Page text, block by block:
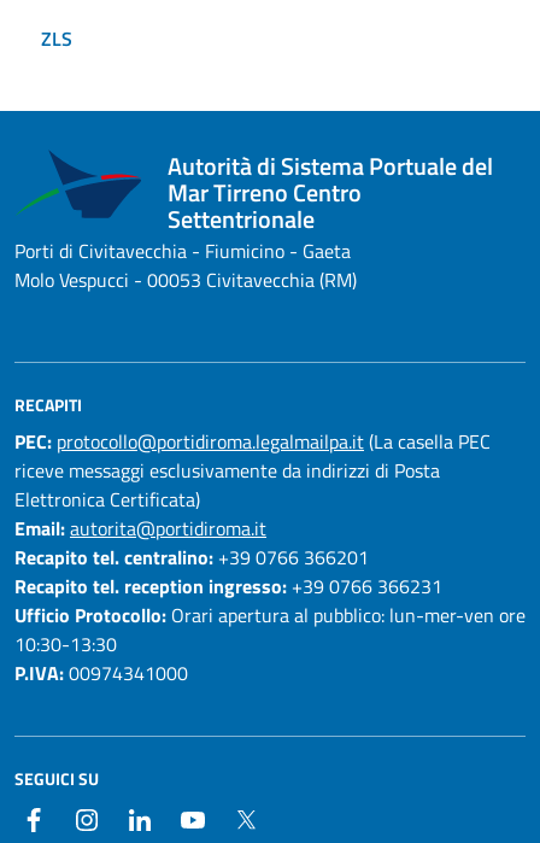
ZLS
Autorità di Sistema Portuale del
Mar Tirreno Centro
Settentrionale
Porti di Civitavecchia - Fiumicino - Gaeta
Molo Vespucci - 00053 Civitavecchia (RM)
RECAPITI
PEC: protocollo@portidiroma.legalmailpa.it(La casella PEC
riceve messaggi esclusivamente da indirizzi di Posta
Elettronica Certificata)
Email:autorita@portidiroma.it
Recapito tel. centralino: +39 0766 366201
Recapito tel. reception ingresso: +39 0766 366231
Ufficio Protocollo: Orari apertura al pubblico: lun-mer-ven ore
10:30-13:30
P.IVA:00974341000
SEGUICI SU
Facebook InstagramLinkedIn YouTube